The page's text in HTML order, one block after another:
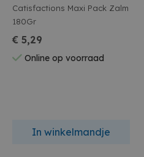
Catisfactions Maxi Pack Zalm
180Gr
€ 5,29
Online op voorraad
In winkelmandje